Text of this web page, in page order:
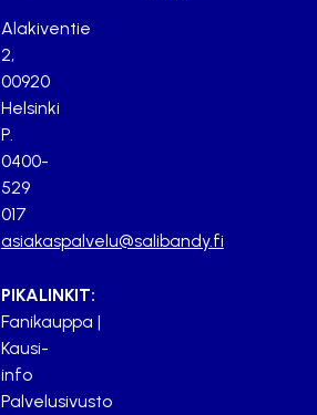
Alakiventie
2,
00920
Helsinki
P.
0400-
529
017
asiakaspalvelu@salibandy.fi
PIKALINKIT:
Fanikauppa |
Kausi-
info
Palvelusivusto